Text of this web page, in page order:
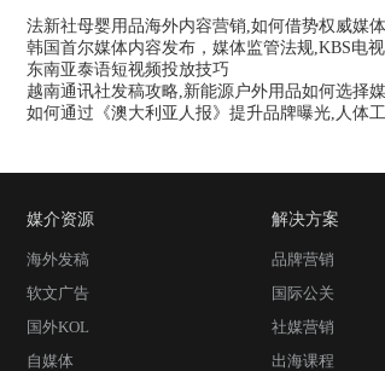
法新社母婴用品海外内容营销,如何借势权威媒
韩国首尔媒体内容发布，媒体监管法规,KBS电
东南亚泰语短视频投放技巧
越南通讯社发稿攻略,新能源户外用品如何选择
如何通过《澳大利亚人报》提升品牌曝光,人体
媒介资源
海外发稿
软文广告
国外KOL
自媒体
解决方案
品牌营销
国际公关
社媒营销
出海课程